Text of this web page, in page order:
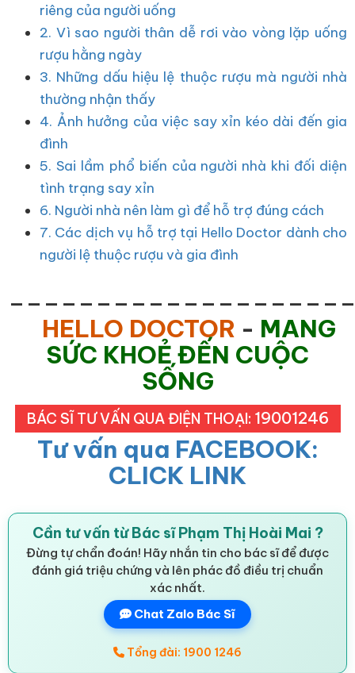
riêng của người uống
2. Vì sao người thân dễ rơi vào vòng lặp uống
rượu hằng ngày
3. Những dấu hiệu lệ thuộc rượu mà người nhà
thường nhận thấy
4. Ảnh hưởng của việc say xỉn kéo dài đến gia
đình
5. Sai lầm phổ biến của người nhà khi đối diện
tình trạng say xỉn
6. Người nhà nên làm gì để hỗ trợ đúng cách
7. Các dịch vụ hỗ trợ tại Hello Doctor dành cho
người lệ thuộc rượu và gia đình
HELLO DOCTOR - MANG
SỨC KHOẺ ĐẾN CUỘC
SỐNG
BÁC SĨ TƯ VẤN QUA ĐIỆN THOẠI: 19001246
Tư vấn qua FACEBOOK:
CLICK LINK
Cần tư vấn từ Bác sĩ Phạm Thị Hoài Mai ?
Đừng tự chẩn đoán! Hãy nhắn tin cho bác sĩ để được
đánh giá triệu chứng và lên phác đồ điều trị chuẩn
xác nhất.
Chat Zalo Bác Sĩ
Tổng đài: 1900 1246